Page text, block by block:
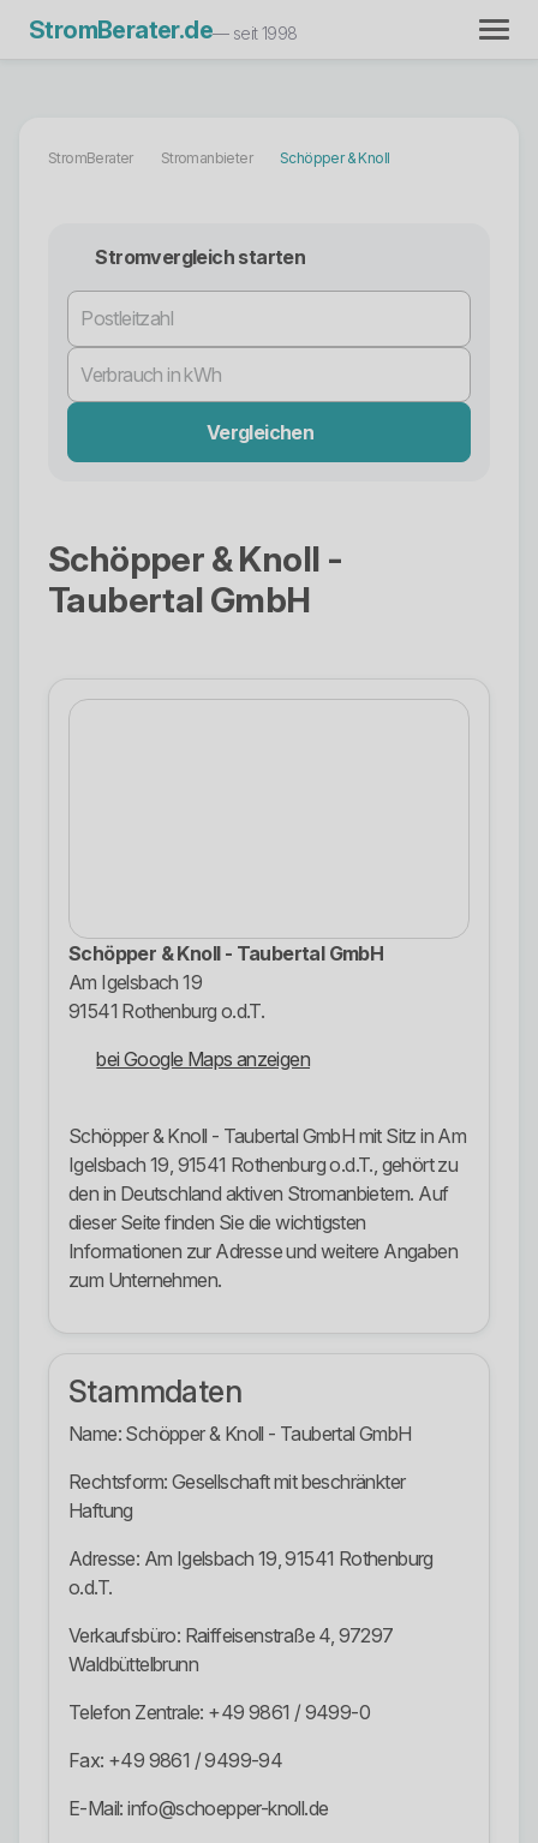
StromBerater.de— seit 1998
StromBerater Stromanbieter Schöpper & Knoll
Stromvergleich starten
Vergleichen
Schöpper & Knoll -
Taubertal GmbH
Schöpper & Knoll - Taubertal GmbH
Am Igelsbach 19
91541 Rothenburg o.d.T.
bei Google Maps anzeigen
Schöpper & Knoll - Taubertal GmbH mit Sitz in Am
Igelsbach 19, 91541 Rothenburg o.d.T., gehört zu
den in Deutschland aktiven Stromanbietern. Auf
dieser Seite finden Sie die wichtigsten
Informationen zur Adresse und weitere Angaben
zum Unternehmen.
Stammdaten
Name: Schöpper & Knoll - Taubertal GmbH
Rechtsform: Gesellschaft mit beschränkter
Haftung
Adresse: Am Igelsbach 19, 91541 Rothenburg
o.d.T.
Verkaufsbüro: Raiffeisenstraße 4, 97297
Waldbüttelbrunn
Telefon Zentrale: +49 9861 / 9499-0
Fax: +49 9861 / 9499-94
E-Mail: info@schoepper-knoll.de